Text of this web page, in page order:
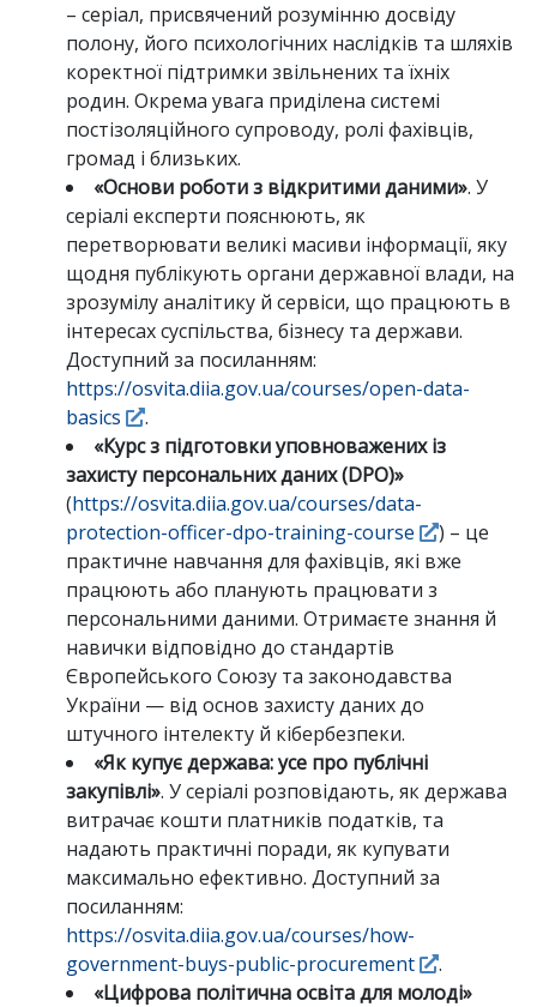
– серіал, присвячений розумінню досвіду
полону, його психологічних наслідків та шляхів
коректної підтримки звільнених та їхніх
родин. Окрема увага приділена системі
постізоляційного супроводу, ролі фахівців,
громад і близьких.
«Основи роботи з відкритими даними». У
серіалі експерти пояснюють, як
перетворювати великі масиви інформації, яку
щодня публікують органи державної влади, на
зрозумілу аналітику й сервіси, що працюють в
інтересах суспільства, бізнесу та держави.
Доступний за посиланням:
https://osvita.diia.gov.ua/courses/open-data-
basics
.
«Курс з підготовки уповноважених із
захисту персональних даних (DPO)»
(https://osvita.diia.gov.ua/courses/data-
protection-officer-dpo-training-course
) – це
практичне навчання для фахівців, які вже
працюють або планують працювати з
персональними даними. Отримаєте знання й
навички відповідно до стандартів
Європейського Союзу та законодавства
України — від основ захисту даних до
штучного інтелекту й кібербезпеки.
«Як купує держава: усе про публічні
закупівлі». У серіалі розповідають, як держава
витрачає кошти платників податків, та
надають практичні поради, як купувати
максимально ефективно. Доступний за
посиланням:
https://osvita.diia.gov.ua/courses/how-
government-buys-public-procurement
.
«Цифрова політична освіта для молоді»